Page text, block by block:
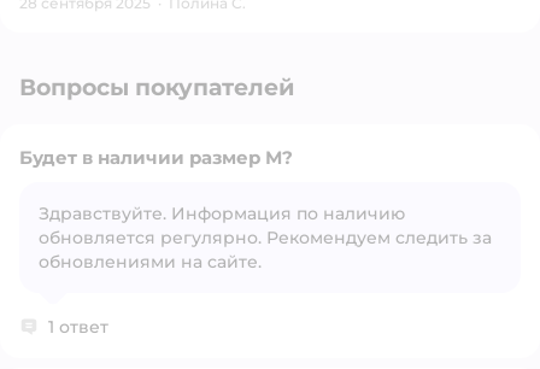
Вопросы покупателей
Открыть вопрос
Будет в наличии размер М?
Здравствуйте. Информация по наличию
обновляется регулярно. Рекомендуем следить за
обновлениями на сайте.
1 ответ